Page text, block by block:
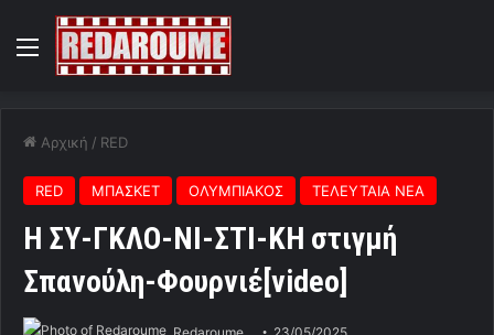
Menu
Αρχική / RED
RED ΜΠΑΣΚΕΤ ΟΛΥΜΠΙΑΚΟΣ ΤΕΛΕΥΤΑΙΑ ΝΕΑ
Η ΣΥ-ΓΚΛΟ-ΝΙ-ΣΤΙ-ΚΗ στιγμή
Σπανούλη-Φουρνιέ[video]